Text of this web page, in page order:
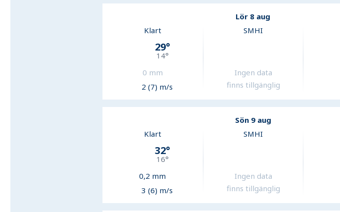
Lör 8 aug
Klart
29°
14°
0 mm
2 (7) m/s
SMHI
Ingen data
finns tillgänglig
Sön 9 aug
Klart
32°
16°
0,2 mm
3 (6) m/s
SMHI
Ingen data
finns tillgänglig